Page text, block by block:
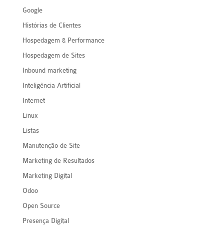
Google
Histórias de Clientes
Hospedagem & Performance
Hospedagem de Sites
Inbound marketing
Inteligência Artificial
Internet
Linux
Listas
Manutenção de Site
Marketing de Resultados
Marketing Digital
Odoo
Open Source
Presença Digital